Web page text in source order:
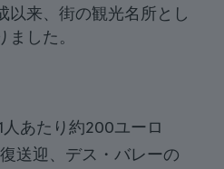
以来、街の観光名所とし
した。
あたり約200ユーロ
送迎、デス・バレーの